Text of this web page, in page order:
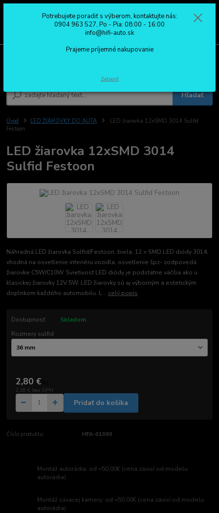
Hľadať
0904 963 527
Po - Pia: 08:00 - 16:00
Úvod LED ŽIAROVKY DO AUTA
LED žiarovka 12xSMD 3014 Sulfid
Festoon
LED žiarovka 12xSMD 3014
Sulfid Festoon
Náhradná LED žiarovka Sulfid/Festoon, biela, 12 × SMD LED diódy 3014,
vhodná na osvetlenie interiéru vozidla, osvetlenie špz- zodpovedá
žiarovke C5W/C10W. Svietivosť LED diódy je podstatne väčšia ako u
klasickej žiarovky 12V 5W. LED žiarovky sú aj výborným a estetickým
doplnkom každého automobilu. L... celý popis
Dostupnosť
Skladom
Rozmery sulfid
2,80 €
2,28 € bez DPH
Pridať do košíka
Číslo produktu: HFA-01090
Montáž autorádia: od =50,00€ (cena závisí od modelu
autorádia)
Montáž cúvacej kamery: od =50,00€ (cena závisí od modelu
autorádia)
Potrebujete poradiť s výberom, kontaktujte nás:
0904 963 527, Po - Pia: 08:00 - 16:00
info@hifi-auto.sk
Prajeme príjemné nakupovanie
Zatvoriť